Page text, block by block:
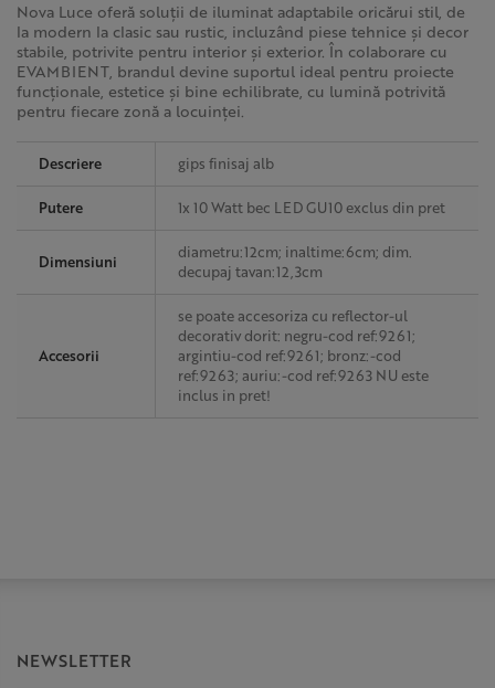
Nova Luce oferă soluții de iluminat adaptabile oricărui stil, de
la modern la clasic sau rustic, incluzând piese tehnice și decor
stabile, potrivite pentru interior și exterior. În colaborare cu
EVAMBIENT, brandul devine suportul ideal pentru proiecte
funcționale, estetice și bine echilibrate, cu lumină potrivită
pentru fiecare zonă a locuinței.
Descriere gips finisaj alb
Putere 1x 10 Watt bec LED GU10 exclus din pret
Dimensiuni
diametru:12cm; inaltime:6cm; dim.
decupaj tavan:12,3cm
Accesorii
se poate accesoriza cu reflector-ul
decorativ dorit: negru-cod ref:9261;
argintiu-cod ref:9261; bronz:-cod
ref:9263; auriu:-cod ref:9263 NU este
inclus in pret!
NEWSLETTER